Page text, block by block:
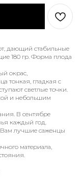
дающий стабильные
180 гр. Форма плода
окрас,
тонкая, гладкая с
светлые точки.
и небольшим
В сентябре
каждый год.
Вам лучшие саженцы
материала,